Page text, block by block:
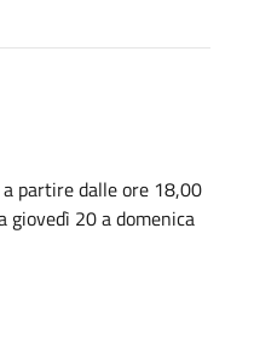
a partire dalle ore 18,00
giovedì 20 a domenica